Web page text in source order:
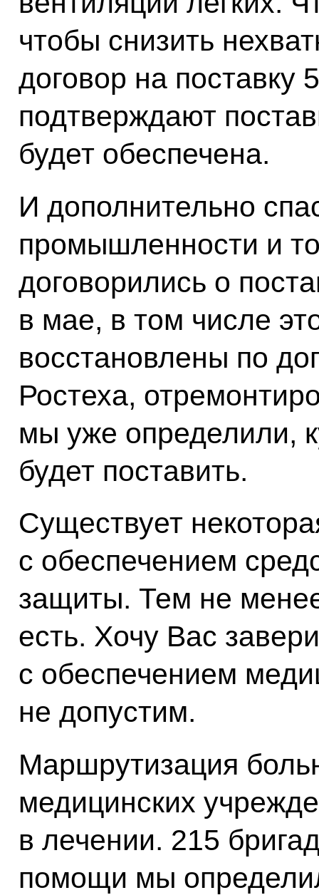
чтобы снизить
договор на
подтверждают
будет обеспечена.
И дополнительно
промышленности и
договорились о
в мае, в том числе
восстановлены по
Ростеха,
мы уже определили,
будет поставить.
Существует
с обеспечением
защиты. Тем не
есть. Хочу Вас
с обеспечением
не допустим.
Маршрутизация
медицинских
в лечении. 215
помощи мы